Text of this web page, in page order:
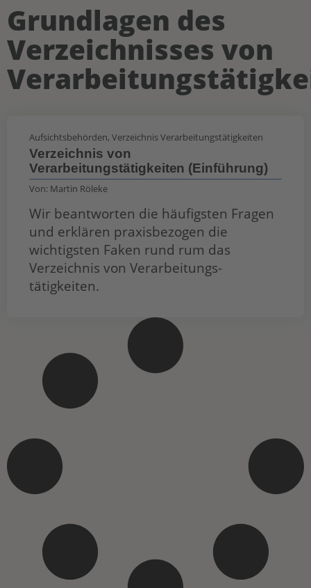
Grundlagen des
Verzeichnisses von
Aufsichtsbehörden, Verzeichnis Verarbeitungstätigkeiten
Verzeichnis von
Verarbeitungstätigkeiten (Einführung)
Von: Martin Röleke
Wir beantworten die häufigsten Fragen
und erklären praxisbezogen die
wichtigsten Faken rund rum das
Verzeichnis von Verarbeitungs­
tätigkeiten.